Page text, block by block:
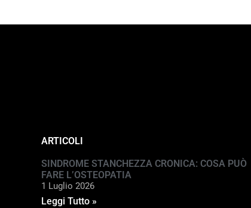
ARTICOLI
SINDROME STANCHEZZA CRONICA: COSA PUÒ
FARE L’OSTEOPATIA
1 Luglio 2026
Leggi Tutto »